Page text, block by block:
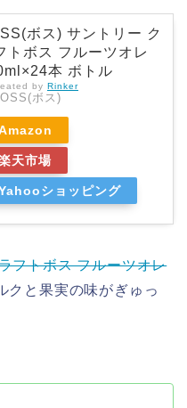
ボス) サントリー ク
トボス フルーツオレ
本 ボトル
by Rinker
ボス)
天市場
ショッピング
フトボス フルーツオレ
クと果実の味がぎゅっ